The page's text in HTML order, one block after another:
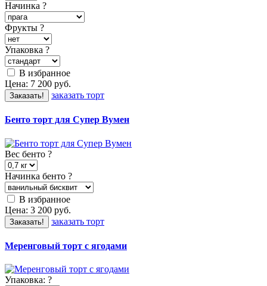
Начинка ?
Фрукты ?
Упаковка ?
В избранное
Цена: 7 200 руб.
Заказать! заказать торт
Бенто торт для Супер Вумен
Вес бенто ?
Начинка бенто ?
В избранное
Цена: 3 200 руб.
Заказать! заказать торт
Меренговый торт с ягодами
Упаковка: ?